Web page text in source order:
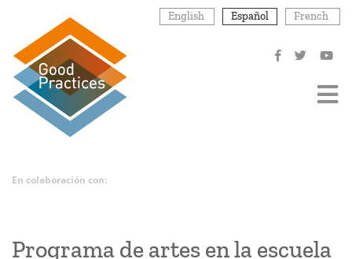
contenido
principal
English Español French
En colaboración con:
Programa de artes en la escuela